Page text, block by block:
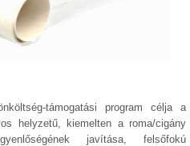
támogatási program célja a
helyzetű, kiemelten a roma/cigány
javítása, felsőfokú